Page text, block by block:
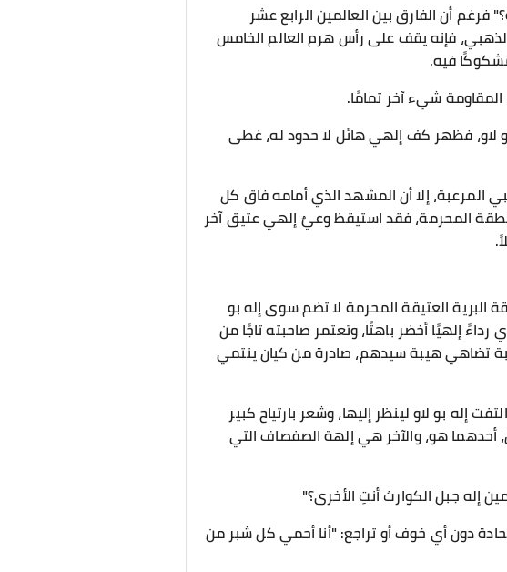
أن الفارق بين العالمين الرابع عشر
فإنه يقف على رأس هرم العالم الخامس
فيه.
شيء آخر تمامًا.
لاو، فظهر كف إلهي هائل لا حدود له، غطى
المرعبة، إلا أن المشهد الذي أمامه فاق كل
المحرمة، فقد استيقظ وعيٌ إلهي عتيق آخر
العتيقة المحرمة لا تضم سوى إله بو
إلهيًا أخضر باهتًا، وتعتمر صاحبته تاجًا من
تضاهي هيبة سيدهم، صادرة من كيان ينتمي
بو لاو لينظر إليها، وشعر بارتياح كبير
أحدهما هو، والآخر هي إلهة الصفصاف التي
جبل الكوارث أنتِ الأخرى؟"
دون أي خوف أو تراجع: "أنا أحمي كل شبر من